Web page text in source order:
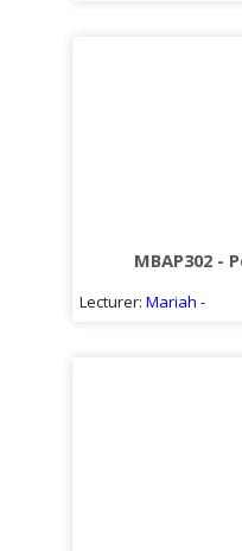
MBAP302 -
Lecturer: Mariah -